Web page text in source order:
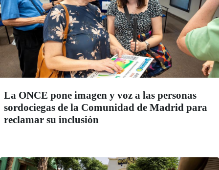
La ONCE pone imagen y voz a las personas
sordociegas de la Comunidad de Madrid para
reclamar su inclusión